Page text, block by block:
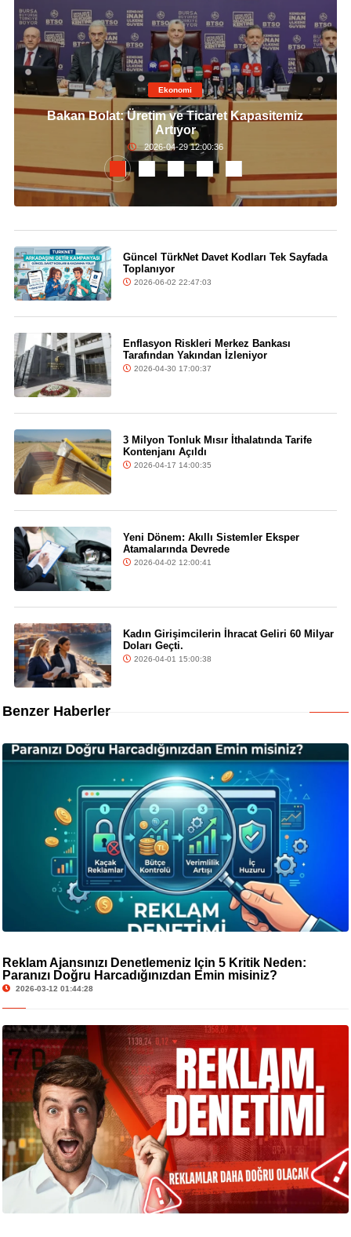
Ekonomi
Bakan Bolat: Üretim ve Ticaret Kapasitemiz
Artıyor
2026-04-29 12:00:36
Güncel TürkNet Davet Kodları Tek Sayfada
Toplanıyor
2026-06-02 22:47:03
Enflasyon Riskleri Merkez Bankası
Tarafından Yakından İzleniyor
2026-04-30 17:00:37
3 Milyon Tonluk Mısır İthalatında Tarife
Kontenjanı Açıldı
2026-04-17 14:00:35
Yeni Dönem: Akıllı Sistemler Eksper
Atamalarında Devrede
2026-04-02 12:00:41
Kadın Girişimcilerin İhracat Geliri 60 Milyar
Doları Geçti.
2026-04-01 15:00:38
Benzer Haberler
Reklam Ajansınızı Denetlemeniz İçin 5 Kritik Neden:
Paranızı Doğru Harcadığınızdan Emin misiniz?
2026-03-12 01:44:28